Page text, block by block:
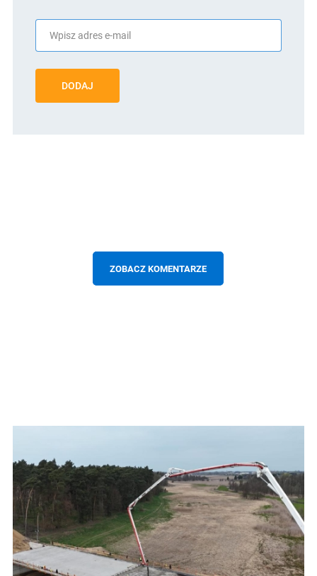
DODAJ
ZOBACZ KOMENTARZE